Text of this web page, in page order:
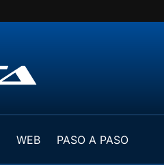
WEB
PASO A PASO